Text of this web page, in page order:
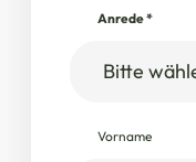
Anrede*
Vorname